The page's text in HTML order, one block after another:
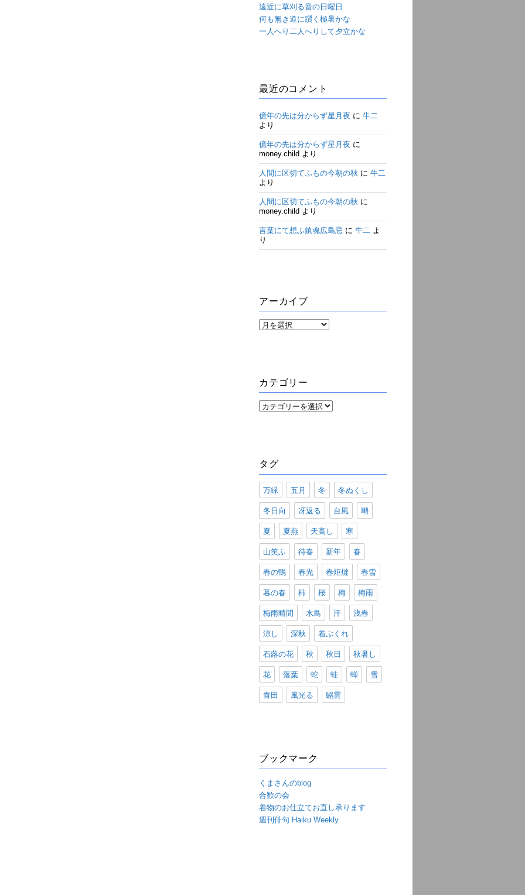
遠近に草刈る音の日曜日
何も無き道に躓く極暑かな
一人へり二人へりして夕立かな
最近のコメント
億年の先は分からず星月夜 に牛二
より
億年の先は分からず星月夜 に
money.child より
人間に区切てふもの今朝の秋 に牛二
より
人間に区切てふもの今朝の秋 に
money.child より
言葉にて想ふ鎮魂広島忌 に牛二 よ
り
アーカイブ
ア
カテゴリー
カ
タグ
万緑 五月 冬 冬ぬくし
冬日向 冴返る 台風 囀
夏 夏燕 天高し 寒
山笑ふ 待春 新年 春
春の鴨 春光 春炬燵 春雪
暮の春 柿 桜 梅 梅雨
梅雨晴間 水鳥 汗 浅春
涼し 深秋 着ぶくれ
石蕗の花 秋 秋日 秋暑し
花 落葉 蛇 蛙 蝉 雪
青田 風光る 鰯雲
ブックマーク
くまさんのblog
合歓の会
着物のお仕立てお直し承ります
週刊俳句 Haiku Weekly